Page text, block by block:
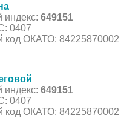
индекс: 649151
0407
код ОКАТО: 84225870002
индекс: 649151
0407
код ОКАТО: 84225870002